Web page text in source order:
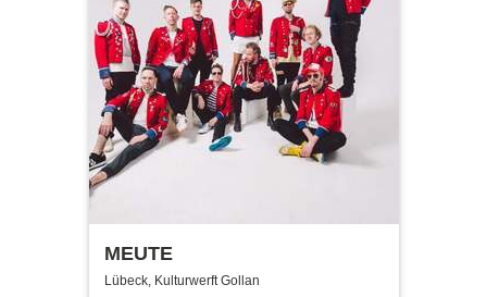
MEUTE
Lübeck, Kulturwerft Gollan